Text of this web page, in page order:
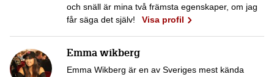
och snäll är mina två främsta egenskaper, om jag
får säga det själv!
Visa profil
Emma wikberg
Emma Wikberg är en av Sveriges mest kända